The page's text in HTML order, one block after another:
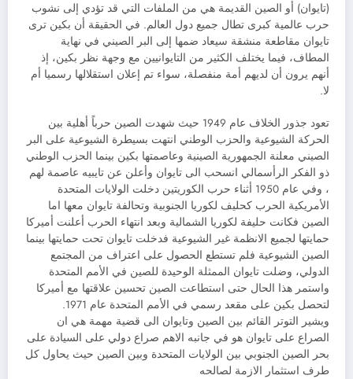
(تايوان) أو الصين القديمة هي من الملفات التي قد تؤدي إلى نشوب
حرب عالمية كبرى تطال جميع دول العالم. في الحقيقة أن بكين ترى
تايوان مقاطعة منشقة سيعاد ضمها إلى البر الصيني في نهاية
المطاف، فيما يختلف الكثير من التايوانيين مع وجهة نظر بكين، إذ
أنهم يرون أن لديهم أمة منفصلة، سواء تم إعلان استقلالها رسميا أم
لا.
تعود جذور الخلاف عام 1949 حيث شهدت الصين حرباً أهلية بين
الحركة الشيوعية والحزب الوطني انتهت بسيطرة الشيوعية على البر
الصيني معلنة الجمهورية الصينية وعاصمتها بكين بينما الحزب الوطني
ذو الفكر الرأسمالي انسحب الى تايوان وأعلن عن تايبيه عاصمة لهم
، وفي عام 1950 أثناء حرب الكوريتين دخلت الولايات المتحدة
الأمريكية الحرب كحليف لكوريا الجنوبية وتحالفة تايوان معها اما
الصين فكانت حليفة لكوريا الشمالية وبعد انتهاء الحرب أعلنت أميركا
حمايتها لجميع الانظمة غير الشيوعية فدخلت تايوان تحت حمايتها بينما
الصين الشيوعية فلم تستطع الحصول على اعتراف من المجتمع
الدولي، وضلت تايوان الممثلة الوحيدة للصين في الأمم المتحدة
واستمر هذا الحال حتى استطاعت الصين تحسين علاقتها مع أميركا
لتحصل بكين على مقعد رسمي في الأمم المتحدة عام 1971.
و‏يشير التوتر القائم بين الصين وتايوان الى قضية مهمة هي ان
الصراع على تايوان هو في جانبه الاهم صراع دولي على السيادة على
بحر الصين الجنوبي بين الولايات المتحدة وبين الصين حيث يحاول كل
طرف استثمار الازمة لصالحه